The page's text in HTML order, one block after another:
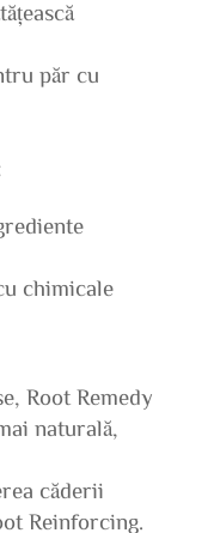
păr cu
chimicale
Root Remedy
naturală,
căderii
Reinforcing.